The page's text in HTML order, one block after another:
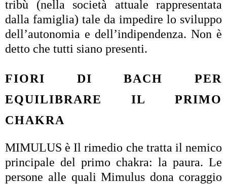
tribù (nella società attuale rappresentata
dalla famiglia) tale da impedire lo sviluppo
dell’autonomia e dell’indipendenza. Non è
detto che tutti siano presenti.
FIORI DI BACH PER
EQUILIBRARE IL PRIMO
CHAKRA
MIMULUS è Il rimedio che tratta il nemico
principale del primo chakra: la paura. Le
persone alle quali Mimulus dona coraggio